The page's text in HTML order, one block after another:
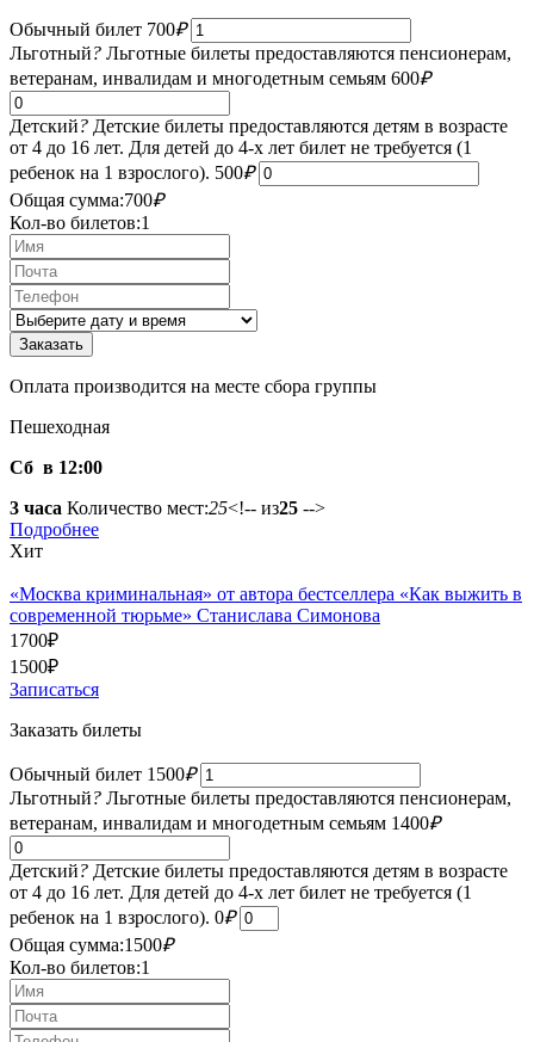
Обычный билет 700₽
Льготный? Льготные билеты предоставляются пенсионерам,
ветеранам, инвалидам и многодетным семьям 600₽
Детский? Детские билеты предоставляются детям в возрасте
от 4 до 16 лет. Для детей до 4-х лет билет не требуется (1
ребенок на 1 взрослого). 500₽
Общая сумма:700₽
Кол-во билетов:1
Оплата производится на месте сбора группы
Пешеходная
Сб в 12:00
3 часа Количество мест:25<!-- из25 -->
Подробнее
Хит
«Москва криминальная» от автора бестселлера «Как выжить в
современной тюрьме» Станислава Симонова
1700₽
1500₽
Записаться
Заказать билеты
Обычный билет 1500₽
Льготный? Льготные билеты предоставляются пенсионерам,
ветеранам, инвалидам и многодетным семьям 1400₽
Детский? Детские билеты предоставляются детям в возрасте
от 4 до 16 лет. Для детей до 4-х лет билет не требуется (1
ребенок на 1 взрослого). 0₽
Общая сумма:1500₽
Кол-во билетов:1